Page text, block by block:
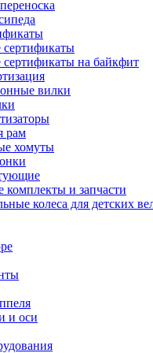
на байкфит
вилки
рам
хомуты
комплекты и запчасти
колеса для детских
и оси